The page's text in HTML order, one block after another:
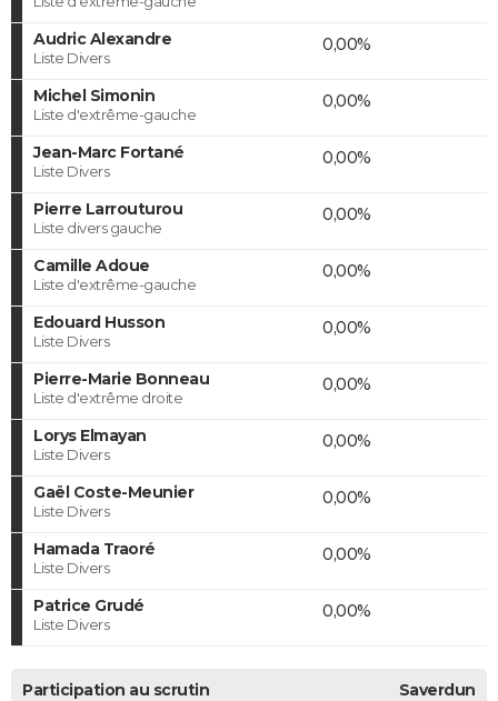
Audric Alexandre
Liste Divers
0,00%
Michel Simonin
Liste d'extrême-gauche
0,00%
Jean-Marc Fortané
Liste Divers
0,00%
Pierre Larrouturou
Liste divers gauche
0,00%
Camille Adoue
Liste d'extrême-gauche
0,00%
Edouard Husson
Liste Divers
0,00%
Pierre-Marie Bonneau
Liste d'extrême droite
0,00%
Lorys Elmayan
Liste Divers
0,00%
Gaël Coste-Meunier
Liste Divers
0,00%
Hamada Traoré
Liste Divers
0,00%
Patrice Grudé
Liste Divers
0,00%
Participation au scrutin Saverdun